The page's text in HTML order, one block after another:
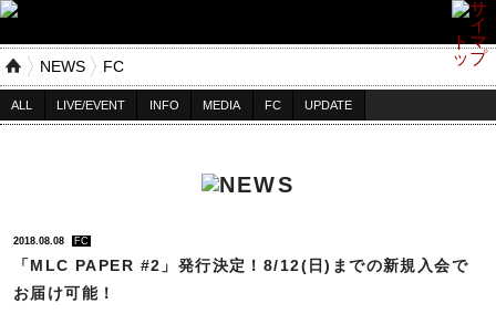
NEWS FC
ALL LIVE/EVENT INFO MEDIA FC UPDATE
2018.08.08 FC
「MLC PAPER #2」発行決定！8/12(日)までの新規入会で
お届け可能！